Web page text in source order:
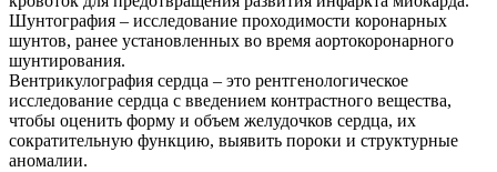
Шунтография – исследование проходимости коронарных
шунтов, ранее установленных во время аортокоронарного
шунтирования.
Вентрикулография сердца – это рентгенологическое
исследование сердца с введением контрастного вещества,
чтобы оценить форму и объем желудочков сердца, их
сократительную функцию, выявить пороки и структурные
аномалии.